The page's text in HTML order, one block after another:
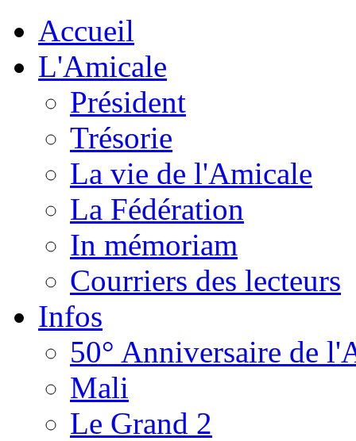
Accueil
L'Amicale
Président
Trésorie
La vie de l'Amicale
La Fédération
In mémoriam
Courriers des lecteurs
Infos
50° Anniversaire de
Mali
Le Grand 2